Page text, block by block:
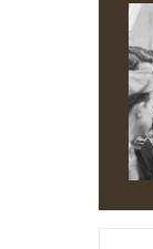
năng sẽ lợi
Chúng tôi
chí trên con
S.A.F.E team